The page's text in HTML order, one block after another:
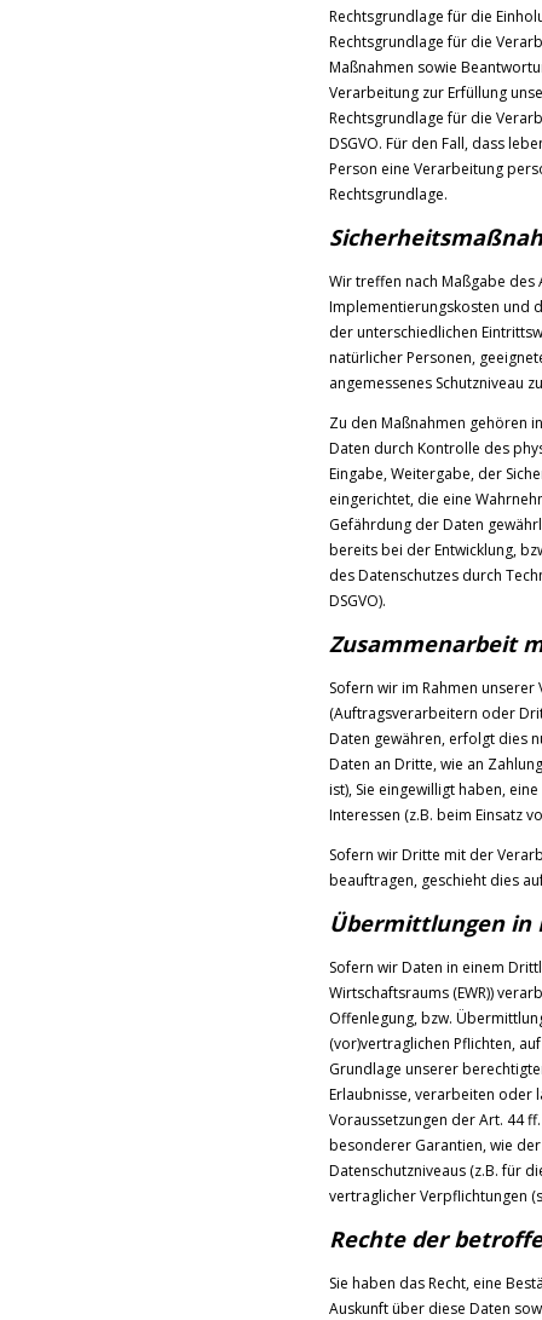
Rechtsgrundlage für die
Rechtsgrundlage für die
Maßnahmen sowie
Verarbeitung zur Erfüllung
Rechtsgrundlage für die
DSGVO. Für den Fall, dass
Person eine Verarbeitung
Rechtsgrundlage.
Wir treffen nach Maßgabe des
Implementierungskosten und
der unterschiedlichen
natürlicher Personen,
angemessenes Schutzniveau
Zu den Maßnahmen gehören
Daten durch Kontrolle des
Eingabe, Weitergabe, der
eingerichtet, die eine
Gefährdung der Daten
bereits bei der Entwicklung,
des Datenschutzes durch
DSGVO).
Zusammenarbeit
Sofern wir im Rahmen
(Auftragsverarbeitern oder
Daten gewähren, erfolgt dies
Daten an Dritte, wie an
ist), Sie eingewilligt haben,
Interessen (z.B. beim Einsatz
Sofern wir Dritte mit der
beauftragen, geschieht dies
Übermittlungen in
Sofern wir Daten in einem
Wirtschaftsraums (EWR))
Offenlegung, bzw.
(vor)vertraglichen Pflichten,
Grundlage unserer
Erlaubnisse, verarbeiten oder
Voraussetzungen der Art. 44
besonderer Garantien, wie
Datenschutzniveaus (z.B. für
vertraglicher Verpflichtungen
Rechte der
Sie haben das Recht, eine
Auskunft über diese Daten